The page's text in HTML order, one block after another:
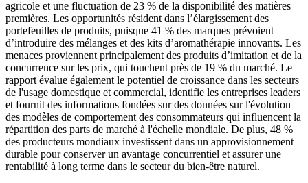
agricole et une fluctuation de 23 % de la disponibilité des matières
premières. Les opportunités résident dans l’élargissement des
portefeuilles de produits, puisque 41 % des marques prévoient
d’introduire des mélanges et des kits d’aromathérapie innovants. Les
menaces proviennent principalement des produits d’imitation et de la
concurrence sur les prix, qui touchent près de 19 % du marché. Le
rapport évalue également le potentiel de croissance dans les secteurs
de l'usage domestique et commercial, identifie les entreprises leaders
et fournit des informations fondées sur des données sur l'évolution
des modèles de comportement des consommateurs qui influencent la
répartition des parts de marché à l'échelle mondiale. De plus, 48 ​​%
des producteurs mondiaux investissent dans un approvisionnement
durable pour conserver un avantage concurrentiel et assurer une
rentabilité à long terme dans le secteur du bien-être naturel.